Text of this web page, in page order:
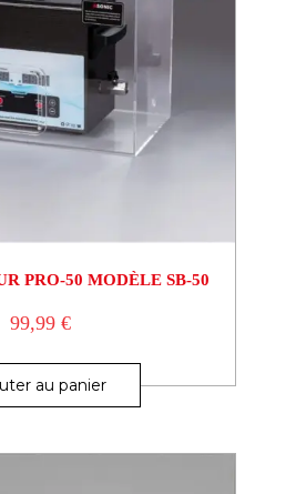
PRO-50 MODÈLE SB-50
99,99 €
au panier